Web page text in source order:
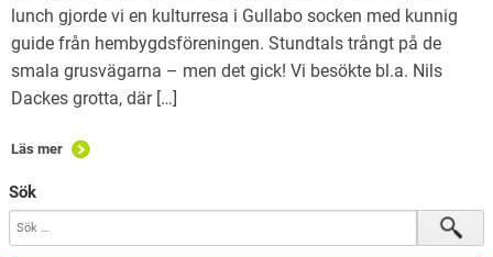
lunch gjorde vi en kulturresa i Gullabo socken med kunnig
guide från hembygdsföreningen. Stundtals trångt på de
smala grusvägarna – men det gick! Vi besökte bl.a. Nils
Dackes grotta, där […]
Läs mer
Sök